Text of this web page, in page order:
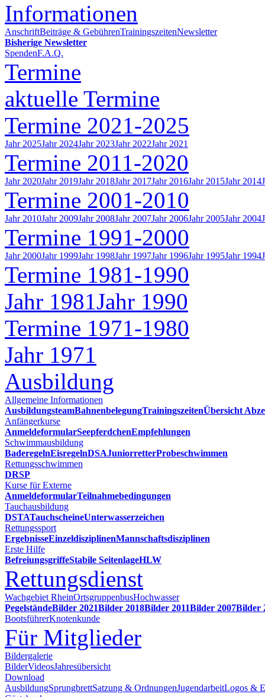
Informationen
AnschriftBeiträge & GebührenTrainingszeitenNewsletter
Bisherige Newsletter
SpendenF.A.Q.
Termine
aktuelle Termine
Termine 2021-2025
Jahr 2025Jahr 2024Jahr 2023Jahr 2022Jahr 2021
Termine 2011-2020
Jahr 2020Jahr 2019Jahr 2018Jahr 2017Jahr 2016Jahr 2015Jahr 2014
Termine 2001-2010
Jahr 2010Jahr 2009Jahr 2008Jahr 2007Jahr 2006Jahr 2005Jahr 2004
Termine 1991-2000
Jahr 2000Jahr 1999Jahr 1998Jahr 1997Jahr 1996Jahr 1995Jahr 1994
Termine 1981-1990
Jahr 1981Jahr 1990
Termine 1971-1980
Jahr 1971
Ausbildung
Allgemeine Informationen
AusbildungsteamBahnenbelegungTrainingszeitenÜbersicht
Anfängerkurse
AnmeldeformularSeepferdchenEmpfehlungen
Schwimmausbildung
BaderegelnEisregelnDSAJuniorretterProbeschwimmen
Rettungsschwimmen
DRSP
Kurse für Externe
AnmeldeformularTeilnahmebedingungen
Tauchausbildung
DSTATauchscheineUnterwasserzeichen
Rettungssport
ErgebnisseEinzeldisziplinenMannschaftsdisziplinen
Erste Hilfe
BefreiungsgriffeStabile SeitenlageHLW
Rettungsdienst
Wachgebiet RheinOrtsgruppenbusHochwasser
PegelständeBilder 2021Bilder 2018Bilder 2011Bilder 2007Bilder
BootsführerKnotenkunde
Für Mitglieder
Bildergalerie
BilderVideosJahresübersicht
Download
AusbildungSprungbrettSatzung & OrdnungenJugendarbeitLogos &